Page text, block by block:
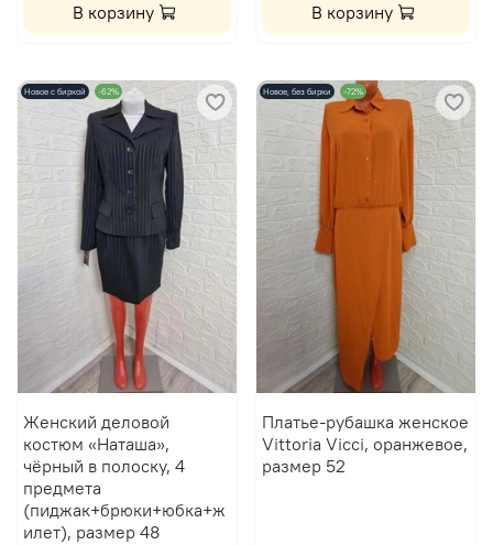
В корзину В корзину
Новое с биркой -62%
Женский деловой
костюм «Наташа»,
чёрный в полоску, 4
предмета
(пиджак+брюки+юбка+ж
илет), размер 48
Новое, без бирки -72%
Платье-рубашка женское
Vittoria Vicci, оранжевое,
размер 52